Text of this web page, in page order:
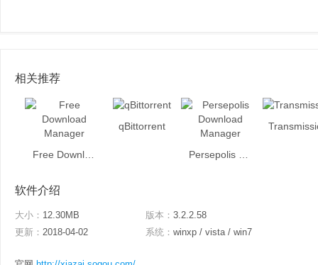
相关推荐
qBittorrent
软件介绍
大小： 12.30MB 版本： 3.2.2.58
更新： 2018-04-02 系统： winxp / vista / win7